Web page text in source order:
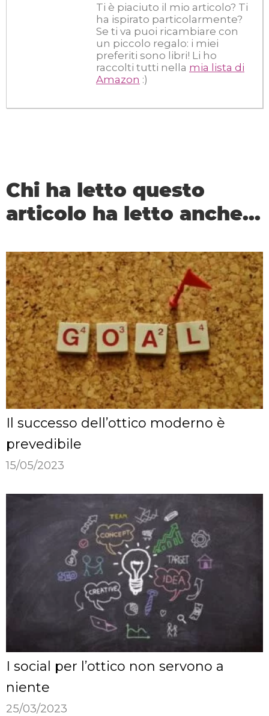
Ti è piaciuto il mio articolo? Ti
ha ispirato particolarmente?
Se ti va puoi ricambiare con
un piccolo regalo: i miei
preferiti sono libri! Li ho
raccolti tutti nella mia lista di
Amazon :)
Chi ha letto questo
articolo ha letto anche...
Il successo dell’ottico moderno è
prevedibile
15/05/2023
I social per l’ottico non servono a
niente
25/03/2023